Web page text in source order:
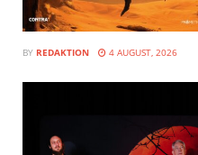
BY REDAKTION 4 AUGUST, 2026